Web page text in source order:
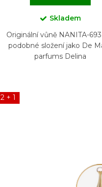
Skladem
Originální vůně NANITA-
podobné složení jako De
parfums Delina
2 + 1